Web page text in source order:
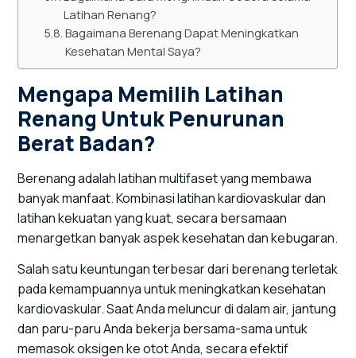
Latihan Renang?
Bagaimana Berenang Dapat Meningkatkan
Kesehatan Mental Saya?
Mengapa Memilih Latihan
Renang Untuk Penurunan
Berat Badan?
Berenang adalah latihan multifaset yang membawa
banyak manfaat. Kombinasi latihan kardiovaskular dan
latihan kekuatan yang kuat, secara bersamaan
menargetkan banyak aspek kesehatan dan kebugaran.
Salah satu keuntungan terbesar dari berenang terletak
pada kemampuannya untuk meningkatkan kesehatan
kardiovaskular. Saat Anda meluncur di dalam air, jantung
dan paru-paru Anda bekerja bersama-sama untuk
memasok oksigen ke otot Anda, secara efektif